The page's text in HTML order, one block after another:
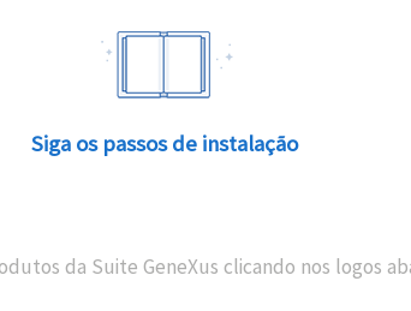
Siga os passos de instalação
da Suite GeneXus clicando nos logos